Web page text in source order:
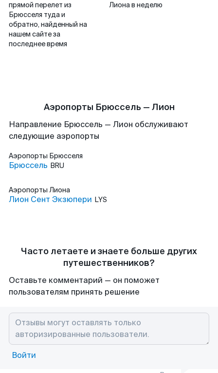
прямой перелет из
Брюсселя туда и
обратно, найденный на
нашем сайте за
последнее время
Лиона в неделю
Аэропорты Брюссель — Лион
Направление Брюссель — Лион обслуживают
следующие аэропорты
Аэропорты Брюсселя
Брюссель BRU
Аэропорты Лиона
Лион Сент Экзюпери LYS
Часто летаете и знаете больше других
путешественников?
Оставьте комментарий — он поможет
пользователям принять решение
Войти